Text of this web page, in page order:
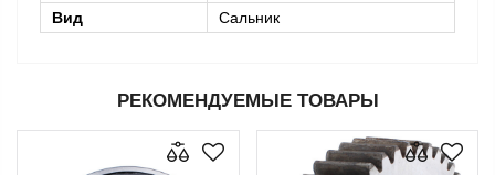
Вид
Сальник
РЕКОМЕНДУЕМЫЕ ТОВАРЫ